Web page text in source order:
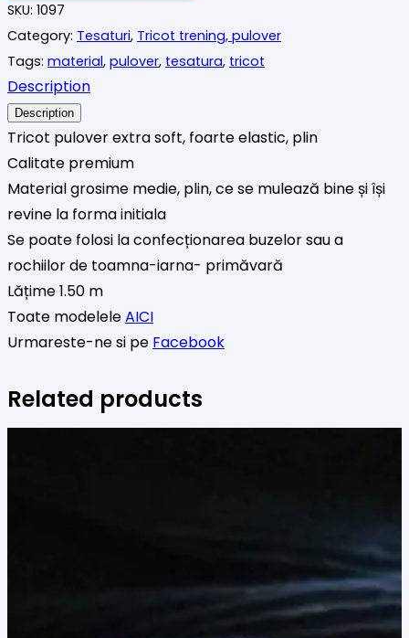
plin,
tip
angora,
Brown
Bear
SKU: 1097
Category: Tesaturi, Tricot trening, pulover
Tags: material, pulover, tesatura, tricot
Description
Description
Tricot pulover extra soft, foarte elastic, plin
Calitate premium
Material grosime medie, plin, ce se mulează bine și își
revine la forma initiala
Se poate folosi la confecționarea buzelor sau a
rochiilor de toamna-iarna- primăvară
Lățime 1.50 m
Toate modeleleAICI
Urmareste-ne si pe Facebook
Related products